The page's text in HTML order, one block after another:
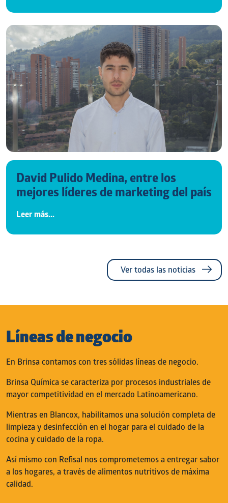
David Pulido Medina, entre los
mejores líderes de marketing del país
Leer más...
Ver todas las noticias
Líneas de negocio
En Brinsa contamos con tres sólidas líneas de negocio.
Brinsa Química se caracteriza por procesos industriales de
mayor competitividad en el mercado Latinoamericano.
Mientras en Blancox, habilitamos una solución completa de
limpieza y desinfección en el hogar para el cuidado de la
cocina y cuidado de la ropa.
Así mismo con Refisal nos comprometemos a entregar sabor
a los hogares, a través de alimentos nutritivos de máxima
calidad.